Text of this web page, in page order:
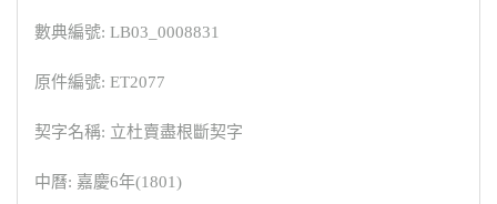
數典編號: LB03_0008831
原件編號: ET2077
契字名稱: 立杜賣盡根斷契字
中曆: 嘉慶6年(1801)